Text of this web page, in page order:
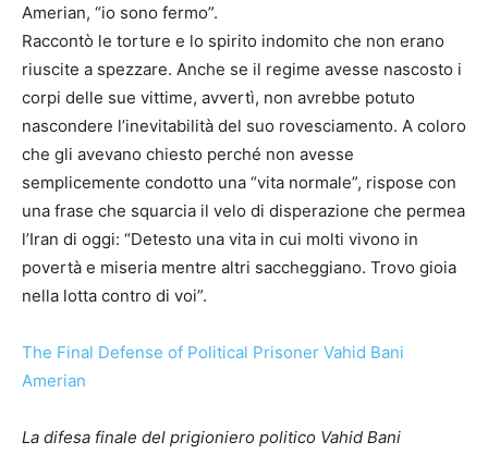
Amerian, “io sono fermo”.
Raccontò le torture e lo spirito indomito che non erano
riuscite a spezzare. Anche se il regime avesse nascosto i
corpi delle sue vittime, avvertì, non avrebbe potuto
nascondere l’inevitabilità del suo rovesciamento. A coloro
che gli avevano chiesto perché non avesse
semplicemente condotto una “vita normale”, rispose con
una frase che squarcia il velo di disperazione che permea
l’Iran di oggi: “Detesto una vita in cui molti vivono in
povertà e miseria mentre altri saccheggiano. Trovo gioia
nella lotta contro di voi”.
The Final Defense of Political Prisoner Vahid Bani
Amerian
La difesa finale del prigioniero politico Vahid Bani